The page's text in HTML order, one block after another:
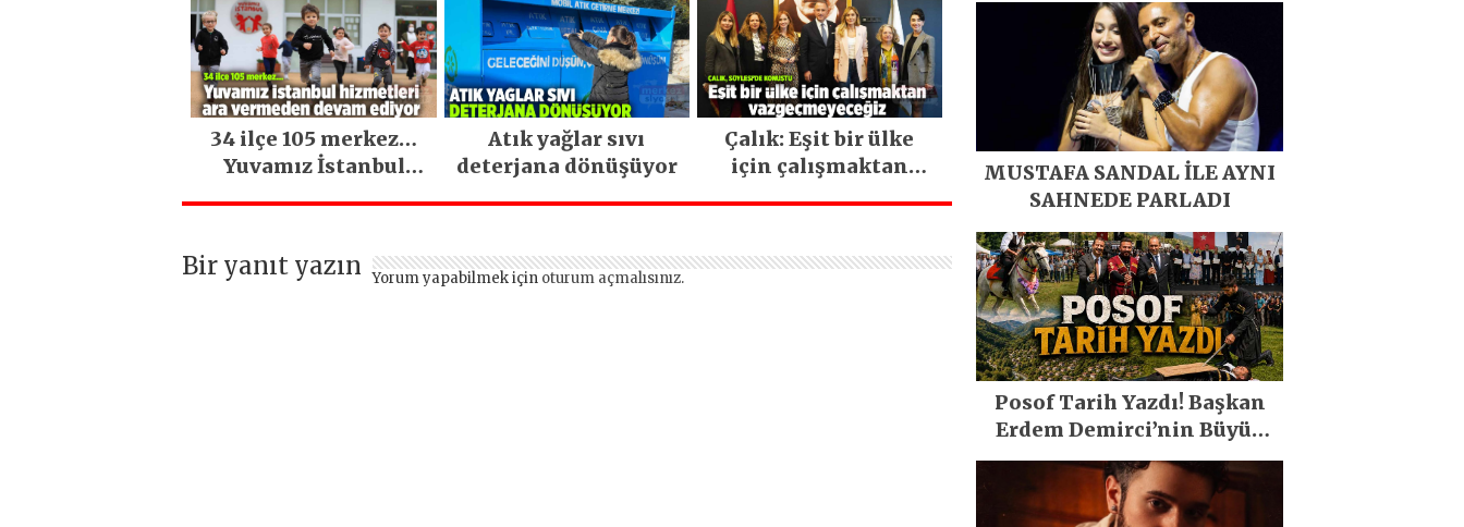
34 ilçe 105 merkez…
Yuvamız İstanbul
Atık yağlar sıvı
deterjana dönüşüyor
Çalık: Eşit bir ülke
için çalışmaktan
Bir yanıt yazın Yorum yapabilmek için oturum açmalısınız.
MUSTAFA SANDAL İLE AYNI
SAHNEDE PARLADI
Posof Tarih Yazdı! Başkan
Erdem Demirci’nin Büyük
Emeğiyle Son Yılların En
Büyük Festivali Gerçekleşti